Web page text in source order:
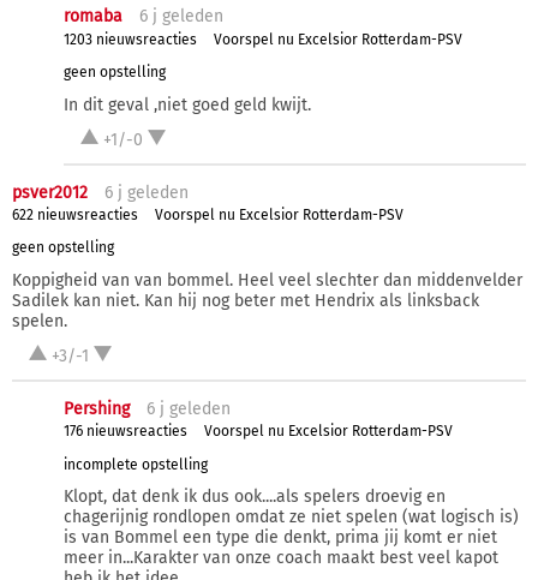
romaba 6 j geleden
1203 nieuwsreacties
Voorspel nu Excelsior Rotterdam-PSV
geen opstelling
In dit geval ,niet goed geld kwijt.
+1/-0
psver2012 6 j geleden
622 nieuwsreacties
Voorspel nu Excelsior Rotterdam-PSV
geen opstelling
Koppigheid van van bommel. Heel veel slechter dan middenvelder
Sadilek kan niet. Kan hij nog beter met Hendrix als linksback
spelen.
+3/-1
Pershing 6 j geleden
176 nieuwsreacties
Voorspel nu Excelsior Rotterdam-PSV
incomplete opstelling
Klopt, dat denk ik dus ook....als spelers droevig en
chagerijnig rondlopen omdat ze niet spelen (wat logisch is)
is van Bommel een type die denkt, prima jij komt er niet
meer in...Karakter van onze coach maakt best veel kapot